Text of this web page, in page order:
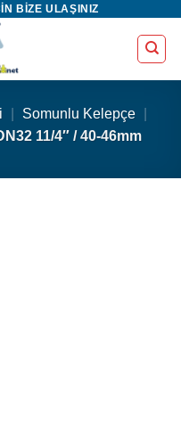
BIZE ULAŞINIZ
Somunlu Kelepçe
11/4″ / 40-46mm